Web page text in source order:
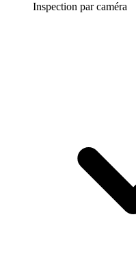
Inspection par caméra